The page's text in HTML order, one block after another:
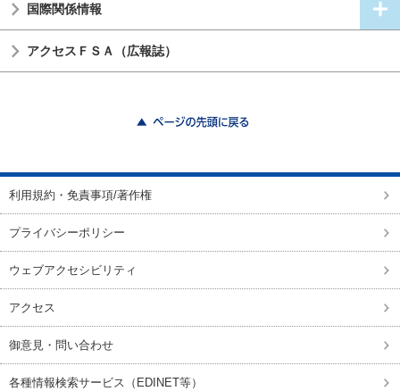
国際関係情報
アクセスＦＳＡ（広報誌）
利用規約・免責事項/著作権
プライバシーポリシー
ウェブアクセシビリティ
アクセス
御意見・問い合わせ
各種情報検索サービス（EDINET等）